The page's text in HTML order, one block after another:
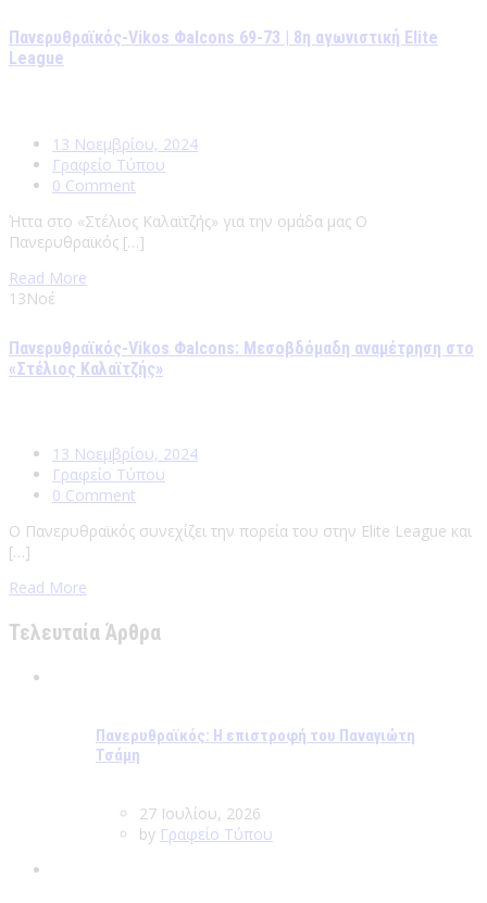
Πανερυθραϊκός-Vikos Φalcons 69-73 | 8η αγωνιστική Elite
League
13 Νοεμβρίου, 2024
Γραφείο Τύπου
0 Comment
Ήττα στο «Στέλιος Καλαϊτζής» για την ομάδα μας Ο
Πανερυθραϊκός […]
Read More
13Νοέ
Πανερυθραϊκός-Vikos Φalcons: Μεσοβδόμαδη αναμέτρηση στο
«Στέλιος Καλαϊτζής»
13 Νοεμβρίου, 2024
Γραφείο Τύπου
0 Comment
Ο Πανερυθραϊκός συνεχίζει την πορεία του στην Elite League και
[…]
Read More
Τελευταία Άρθρα
Πανερυθραϊκός: Η επιστροφή του Παναγιώτη
Τσάμη
27 Ιουλίου, 2026
by Γραφείο Τύπου